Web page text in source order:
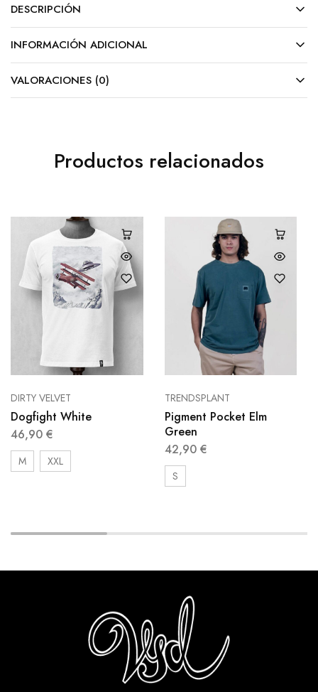
DESCRIPCIÓN
INFORMACIÓN ADICIONAL
VALORACIONES (0)
Productos relacionados
DIRTY VELVET
Dogfight White
46,90 €
M XXL
TRENDSPLANT
Pigment Pocket Elm
Green
42,90 €
S